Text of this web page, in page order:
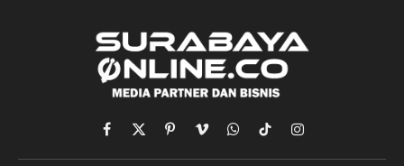
Facebook
X
(Twitter)
PinterestVimeoWhatsApp
TikTokInstagram